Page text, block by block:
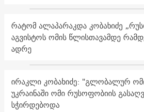
რატომ ალაპარაკდა კობახიძე
აგვისტოს ომის წლისთავამდე
ადრე
ირაკლი კობახიძე: "გლობალურ
უკრაინაში ომი რუსოფობიის
სჭირდებოდა